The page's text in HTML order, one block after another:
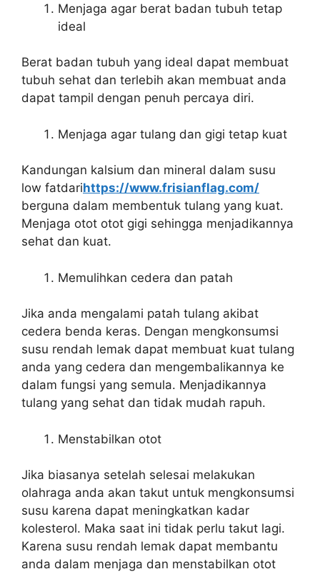
Menjaga agar berat badan tubuh tetap
ideal
Berat badan tubuh yang ideal dapat membuat
tubuh sehat dan terlebih akan membuat anda
dapat tampil dengan penuh percaya diri.
Menjaga agar tulang dan gigi tetap kuat
Kandungan kalsium dan mineral dalam susu
low fatdarihttps://www.frisianflag.com/
berguna dalam membentuk tulang yang kuat.
Menjaga otot otot gigi sehingga menjadikannya
sehat dan kuat.
Memulihkan cedera dan patah
Jika anda mengalami patah tulang akibat
cedera benda keras. Dengan mengkonsumsi
susu rendah lemak dapat membuat kuat tulang
anda yang cedera dan mengembalikannya ke
dalam fungsi yang semula. Menjadikannya
tulang yang sehat dan tidak mudah rapuh.
Menstabilkan otot
Jika biasanya setelah selesai melakukan
olahraga anda akan takut untuk mengkonsumsi
susu karena dapat meningkatkan kadar
kolesterol. Maka saat ini tidak perlu takut lagi.
Karena susu rendah lemak dapat membantu
anda dalam menjaga dan menstabilkan otot